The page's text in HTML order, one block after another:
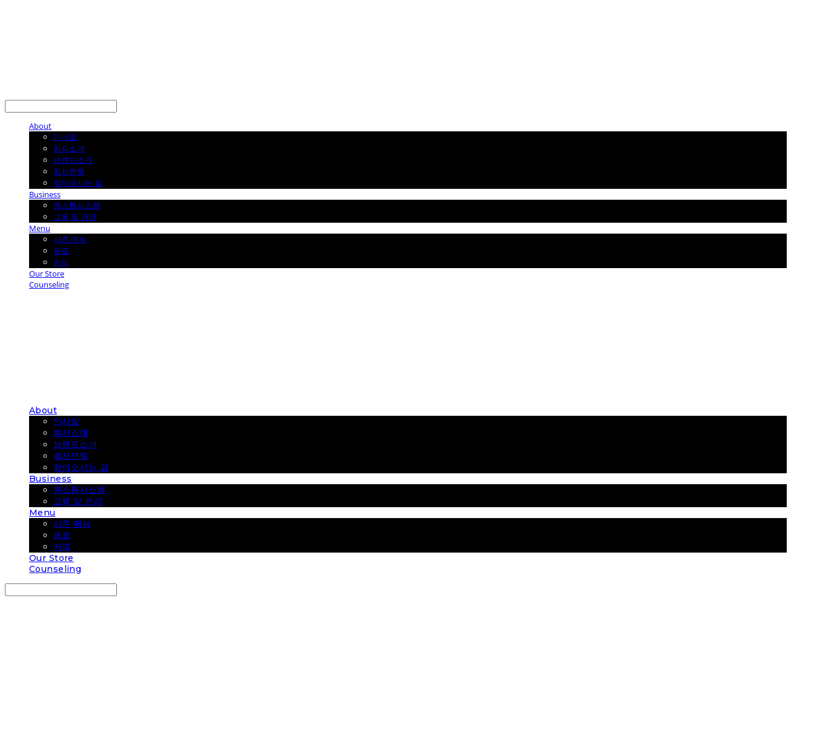
About
인사말
회사소개
브랜드소개
회사연혁
찾아오시는 길
Business
원스톱시스템
교육 및 관리
Menu
시즌 메뉴
음료
커피
Our Store
Counseling
About
인사말
회사소개
브랜드소개
회사연혁
찾아오시는 길
Business
원스톱시스템
교육 및 관리
Menu
시즌 메뉴
음료
커피
Our Store
Counseling